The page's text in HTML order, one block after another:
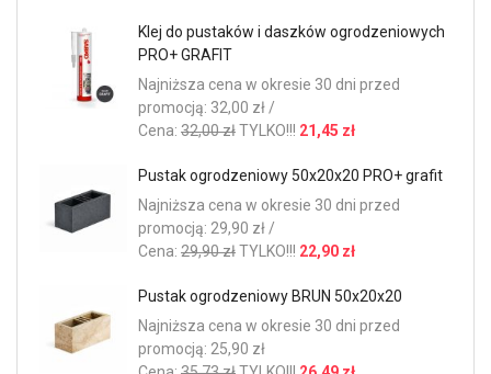
Klej do pustaków i daszków ogrodzeniowych
PRO+ GRAFIT
Najniższa cena w okresie 30 dni przed
promocją: 32,00 zł /
Cena: 32,00 złTYLKO!!! 21,45 zł
Pustak ogrodzeniowy 50x20x20 PRO+ grafit
Najniższa cena w okresie 30 dni przed
promocją: 29,90 zł /
Cena: 29,90 złTYLKO!!! 22,90 zł
Pustak ogrodzeniowy BRUN 50x20x20
Najniższa cena w okresie 30 dni przed
promocją: 25,90 zł